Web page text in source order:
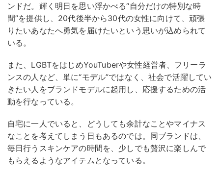
ンドだ。輝く明日を思い浮かべる“自分だけの特別な時
間”を提供し、20代後半から30代の女性に向けて、頑張
りたいあなたへ勇気を届けたいという思いが込められて
いる。
また、LGBTをはじめYouTuberや女性経営者、フリーラ
ンスの人など、単に“モデル”ではなく、社会で活躍してい
きたい人をブランドモデルに起用し、応援するための活
動を行なっている。
自宅に一人でいると、どうしても余計なことやマイナス
なことを考えてしまう日もあるのでは。同ブランドは、
毎日行うスキンケアの時間を、少しでも贅沢に楽しんで
もらえるようなアイテムとなっている。